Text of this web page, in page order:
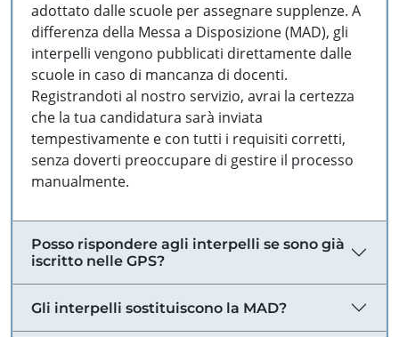
adottato dalle scuole per assegnare supplenze. A
differenza della Messa a Disposizione (MAD), gli
interpelli vengono pubblicati direttamente dalle
scuole in caso di mancanza di docenti.
Registrandoti al nostro servizio, avrai la certezza
che la tua candidatura sarà inviata
tempestivamente e con tutti i requisiti corretti,
senza doverti preoccupare di gestire il processo
manualmente.
Posso rispondere agli interpelli se sono già
iscritto nelle GPS?
Gli interpelli sostituiscono la MAD?